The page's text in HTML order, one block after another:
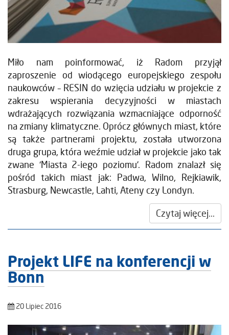
Miło nam poinformować, iż Radom przyjął
zaproszenie od wiodącego europejskiego zespołu
naukowców – RESIN do wzięcia udziału w projekcie z
zakresu wspierania decyzyjności w miastach
wdrażających rozwiązania wzmacniające odporność
na zmiany klimatyczne. Oprócz głównych miast, które
są także partnerami projektu, została utworzona
druga grupa, która weźmie udział w projekcie jako tak
zwane ‘Miasta 2-iego poziomu’. Radom znalazł się
pośród takich miast jak: Padwa, Wilno, Rejkiawik,
Strasburg, Newcastle, Lahti, Ateny czy Londyn.
Czytaj więcej...
Projekt LIFE na konferencji w
Bonn
20 Lipiec 2016